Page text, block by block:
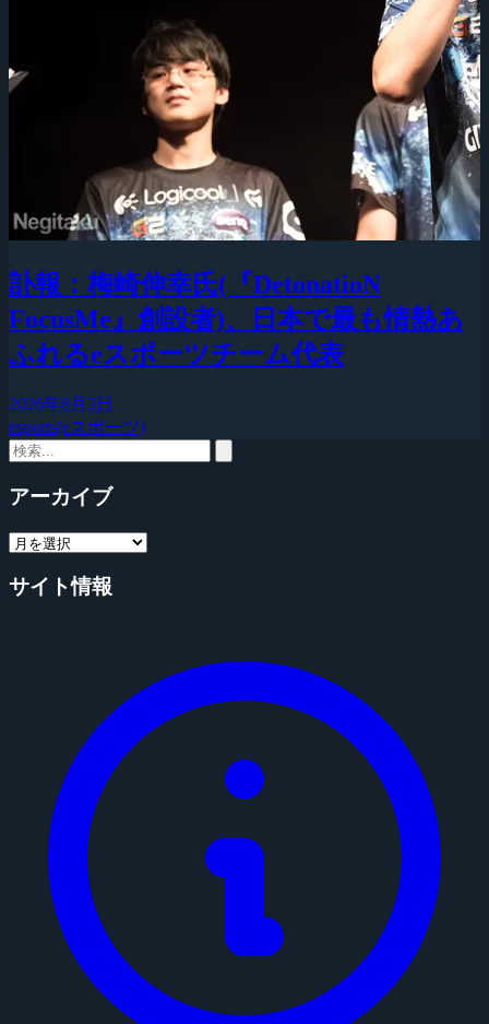
訃報：梅崎伸幸氏(『DetonatioN
FocusMe』創設者)、日本で最も情熱あ
ふれるeスポーツチーム代表
2026年8月3日
esports(eスポーツ)
アーカイブ
サイト情報